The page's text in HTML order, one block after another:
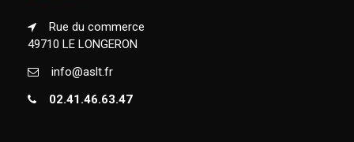
Rue du commerce
49710 LE LONGERON
info@aslt.fr
02.41.46.63.47